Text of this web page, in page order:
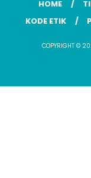
HOME
KODE ETIK
COPYRIGHT ©